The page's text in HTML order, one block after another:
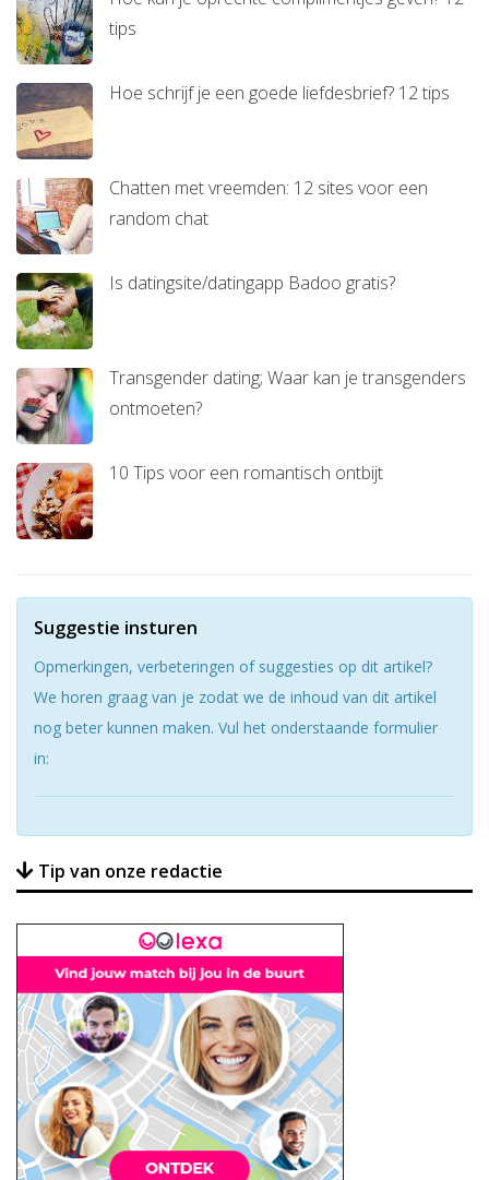
tips
Hoe schrijf je een goede liefdesbrief? 12 tips
Chatten met vreemden: 12 sites voor een
random chat
Is datingsite/datingapp Badoo gratis?
Transgender dating; Waar kan je transgenders
ontmoeten?
10 Tips voor een romantisch ontbijt
Suggestie insturen
Opmerkingen, verbeteringen of suggesties op dit artikel?
We horen graag van je zodat we de inhoud van dit artikel
nog beter kunnen maken. Vul het onderstaande formulier
in:
Tip van onze redactie